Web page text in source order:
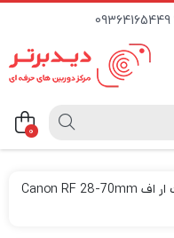
09364165449
0
لنز کانن مانت ار اف Canon RF 28-70mm